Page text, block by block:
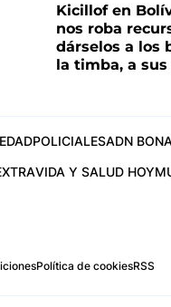
Kicillof en
nos roba
dárselos a los
la timba, a
POLICIALESADN
VIDA Y SALUD HOY
Política de cookiesRSS